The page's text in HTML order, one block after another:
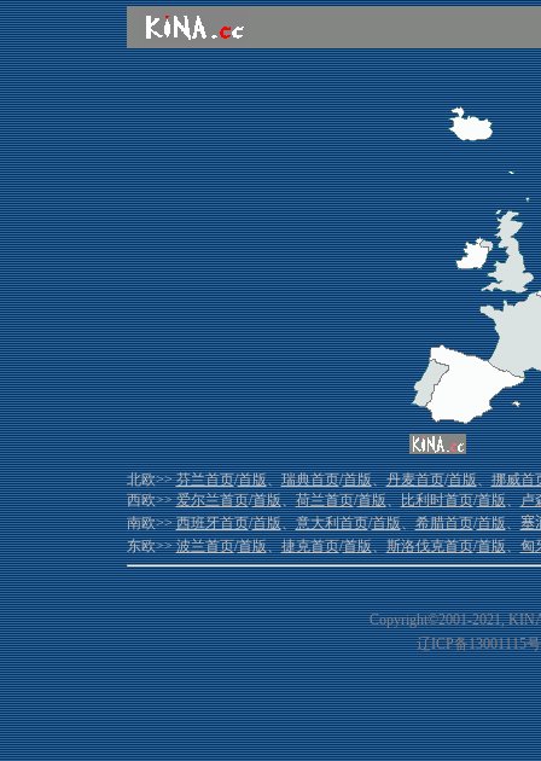
北欧>>芬兰首页/首版、瑞典首页/首版、丹麦首页/首版、挪威首
西欧>>爱尔兰首页/首版、荷兰首页/首版、比利时首页/首版、卢
南欧>>西班牙首页/首版、意大利首页/首版、希腊首页/首版、塞
东欧>>波兰首页/首版、捷克首页/首版、斯洛伐克首页/首版、匈
Copyright©2001-2021,
辽ICP备13001115